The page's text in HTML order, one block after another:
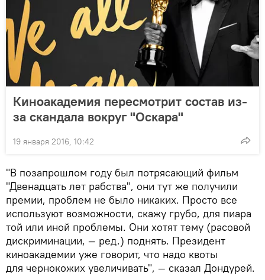
Киноакадемия пересмотрит состав из-
за скандала вокруг "Оскара"
19 января 2016, 10:42
"В позапрошлом году был потрясающий фильм
"Двенадцать лет рабства", они тут же получили
премии, проблем не было никаких. Просто все
используют возможности, скажу грубо, для пиара
той или иной проблемы. Они хотят тему (расовой
дискриминации, — ред.) поднять. Президент
киноакадемии уже говорит, что надо квоты
для чернокожих увеличивать", — сказал Дондурей.